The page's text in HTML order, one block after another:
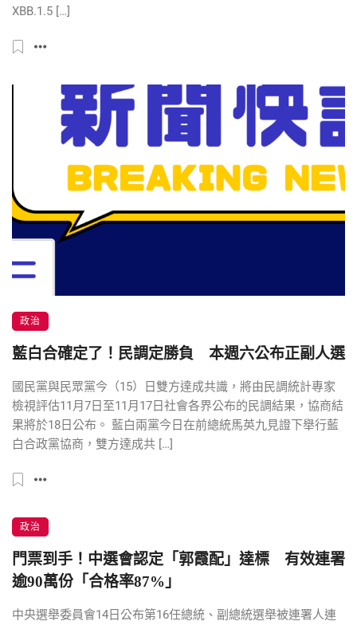
XBB.1.5 […]
政治
藍白合確定了！民調定勝負 本週六公布正副人選
國民黨與民眾黨今（15）日雙方達成共識，將由民調統計專家
檢視評估11月7日至11月17日社會各界公布的民調結果，協商結
果將於18日公布。 藍白兩黨今日在前總統馬英九見證下舉行藍
白合政黨協商，雙方達成共 […]
政治
門票到手！中選會認定「郭霞配」達標 有效連署
逾90萬份「合格率87%」
中央選舉委員會14日公布第16任總統、副總統選舉被連署人連